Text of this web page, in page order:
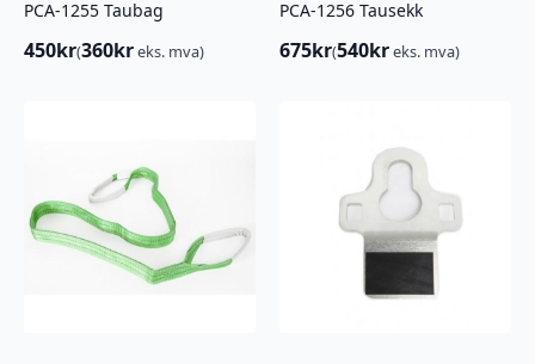
PCA-1255 Taubag
450kr(360kreks. mva)
PCA-1256 Tausekk
675kr(540kreks. mva)